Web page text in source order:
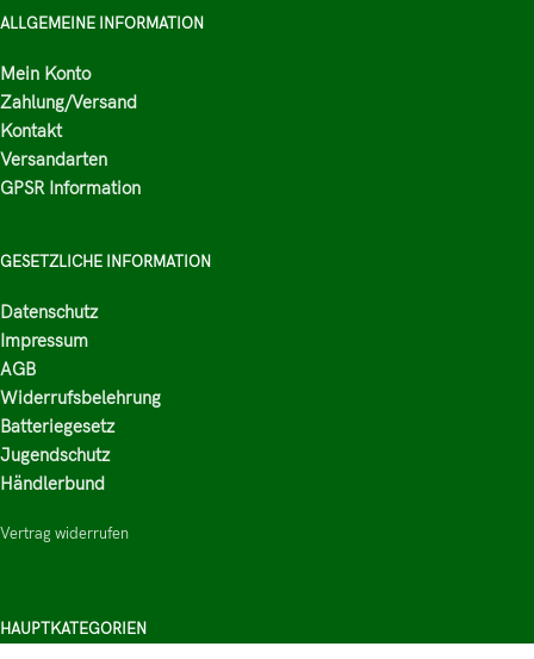
ALLGEMEINE INFORMATION
Mein Konto
Zahlung/Versand
Kontakt
Versandarten
GPSR Information
GESETZLICHE INFORMATION
Datenschutz
Impressum
AGB
Widerrufsbelehrung
Batteriegesetz
Jugendschutz
Händlerbund
Vertrag widerrufen
HAUPTKATEGORIEN